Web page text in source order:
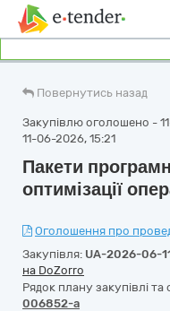
Повернутись назад
Закупівлю оголошено -
11-06-2026, 15:21
Пакети
оптимізації
Оголошення про
Закупівля: UA-2026-06-
на DoZorro
Рядок плану закупівлі
006852-a